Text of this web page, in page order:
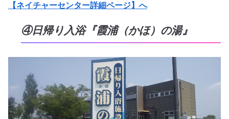
【ネイチャーセンター詳細ページ】へ
④日帰り入浴『霞浦（かほ）の湯』